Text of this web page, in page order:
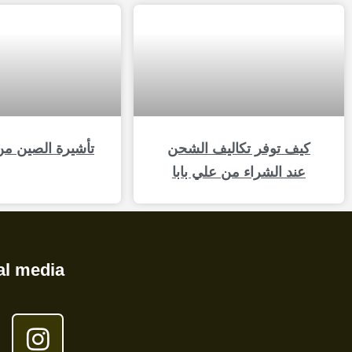
كيف توفر تكاليف الشحن
عند الشراء من علي بابا
تأشيرة الصين
media